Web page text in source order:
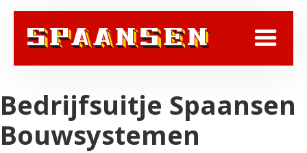
Bedrijfsuitje Spaansen
Bouwsystemen